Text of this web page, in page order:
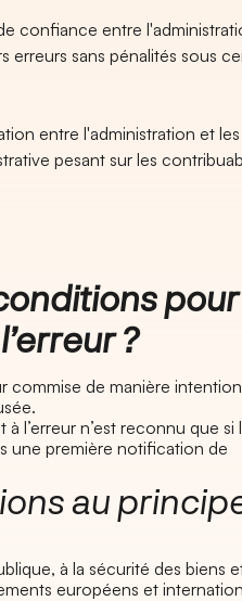
confiance entre
erreurs sans pénalités sous
entre l'administration et
pesant sur les
pour
?
commise de manière
l’erreur n’est reconnu que si
une première notification de
au
à la sécurité des biens
européens et